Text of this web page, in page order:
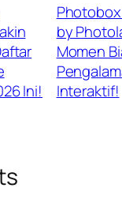
Ini!
by
Momen
Interaktif!